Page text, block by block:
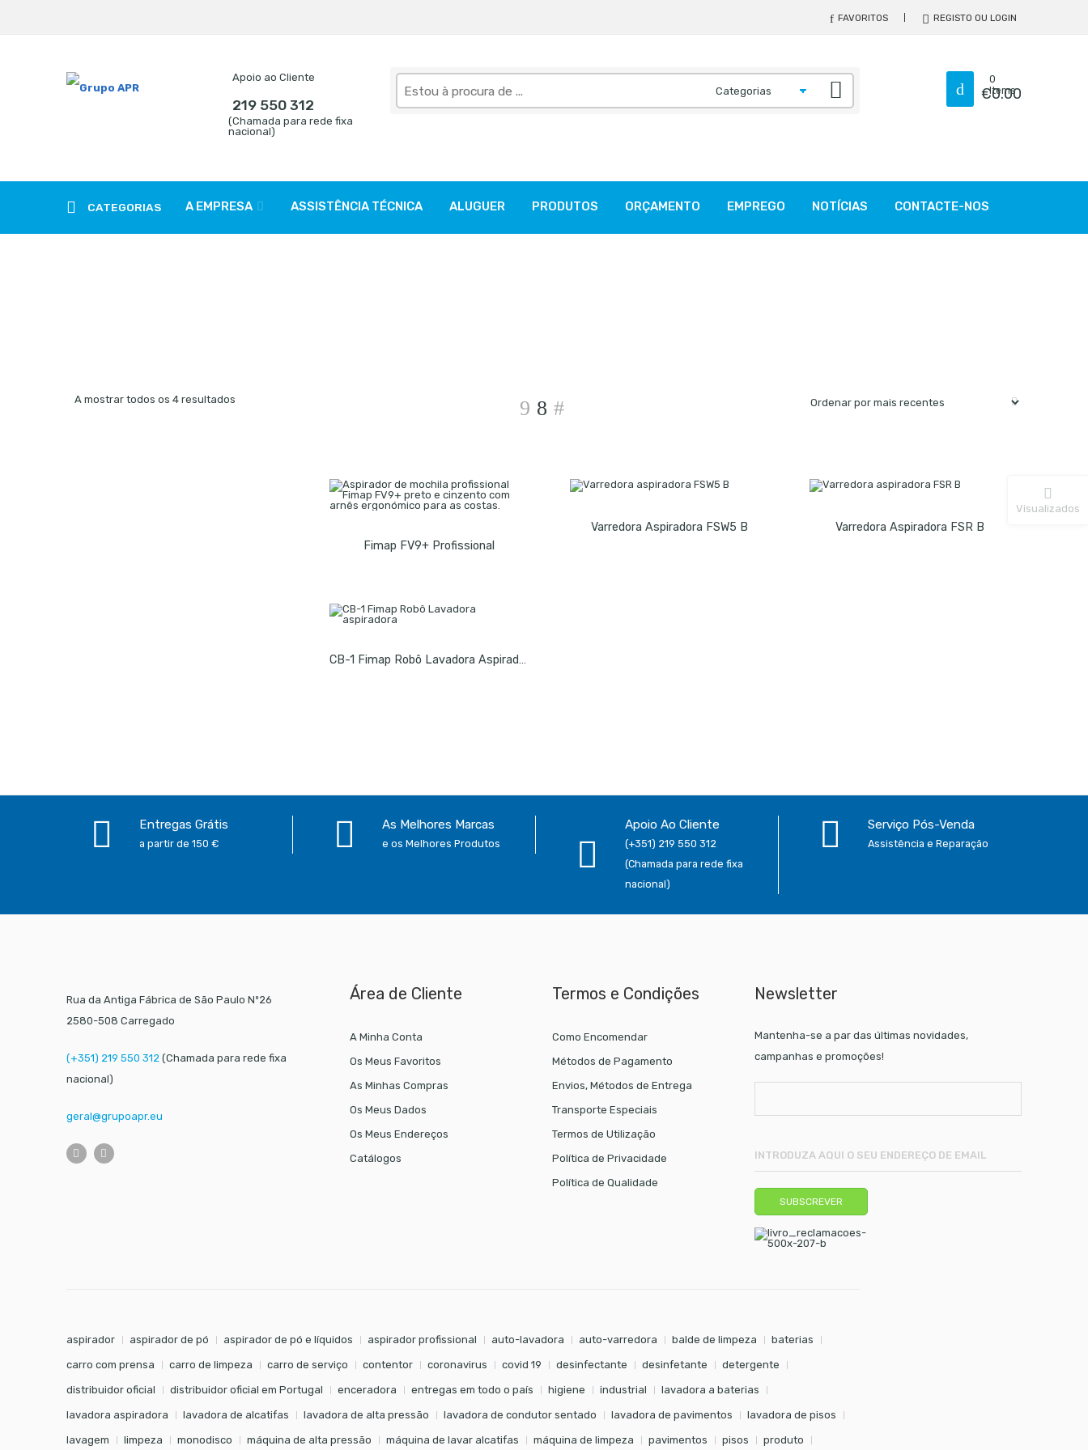
FAVORITOS REGISTO OU LOGIN
Apoio ao Cliente
219 550 312
(Chamada para rede fixa
nacional)
Pesquise
aqui
0
Items
€0.00
CATEGORIAS A EMPRESA ASSISTÊNCIA TÉCNICA ALUGUER PRODUTOS ORÇAMENTO EMPREGO NOTÍCIAS CONTACTE-NOS
A mostrar todos os 4 resultadosOrdenado
Fimap FV9+ Profissional
Varredora Aspiradora FSW5 B Varredora Aspiradora FSR B
Entregas Grátis
a partir de 150 €
As Melhores Marcas
e os Melhores Produtos
Apoio Ao Cliente
(+351) 219 550 312
(Chamada para rede fixa
nacional)
Serviço Pós-Venda
Assistência e Reparação
Rua da Antiga Fábrica de São Paulo Nº26
2580-508 Carregado
(+351) 219 550 312 (Chamada para rede fixa
nacional)
geral@grupoapr.eu
Área de Cliente
A Minha Conta
Os Meus Favoritos
As Minhas Compras
Os Meus Dados
Os Meus Endereços
Catálogos
Termos e Condições
Como Encomendar
Métodos de Pagamento
Envios, Métodos de Entrega
Transporte Especiais
Termos de Utilização
Política de Privacidade
Política de Qualidade
Newsletter
Mantenha-se a par das últimas novidades,
campanhas e promoções!
aspirador aspirador de pó aspirador de pó e líquidos aspirador profissional auto-lavadora auto-varredora balde de limpeza baterias
carro com prensa carro de limpeza carro de serviço contentor coronavirus covid 19 desinfectante desinfetante detergente
distribuidor oficial distribuidor oficial em Portugal enceradora entregas em todo o país higiene industrial lavadora a baterias
lavadora aspiradora lavadora de alcatifas lavadora de alta pressão lavadora de condutor sentado lavadora de pavimentos lavadora de pisos
lavagem limpeza monodisco máquina de alta pressão máquina de lavar alcatifas máquina de limpeza pavimentos pisos produto
Visualizados